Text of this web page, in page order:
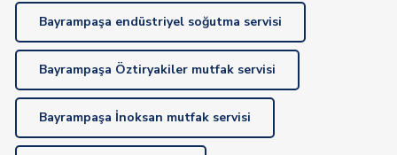
Bayrampaşa endüstriyel soğutma servisi
Bayrampaşa Öztiryakiler mutfak servisi
Bayrampaşa İnoksan mutfak servisi